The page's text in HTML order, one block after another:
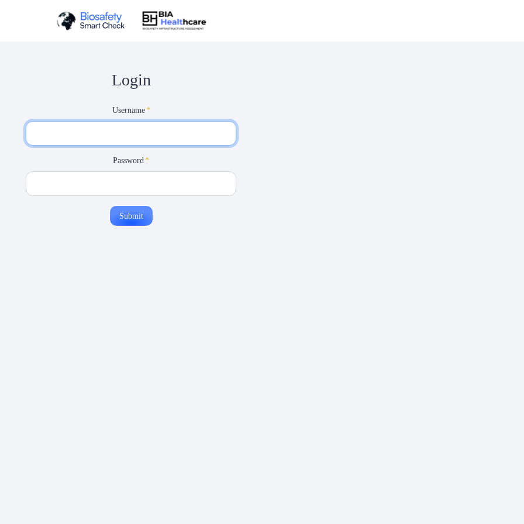
Login
Username*
Password*